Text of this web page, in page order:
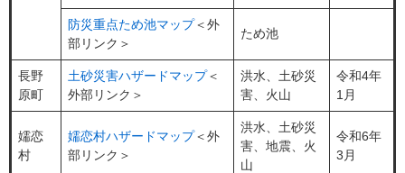
防災重点ため池マップ＜外
部リンク＞
ため池
長野
原町
土砂災害ハザードマップ＜
外部リンク＞
洪水、土砂災
害、火山
令和4年
1月
嬬恋
村
嬬恋村ハザードマップ＜外
部リンク＞
洪水、土砂災
害、地震、火
山
令和6年
3月